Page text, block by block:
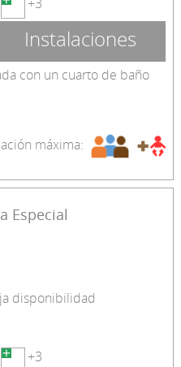
Instalaciones
con un cuarto de baño
máxima:
Especial
disponibilidad
+3